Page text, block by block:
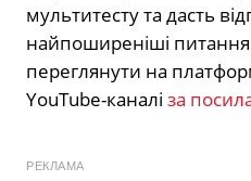
мультитесту та дасть
найпоширеніші
переглянути на
YouTube-каналі за
РЕКЛАМА